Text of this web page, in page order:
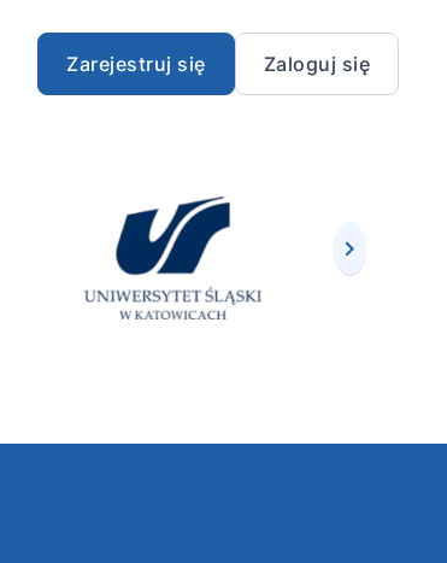
Zarejestruj się
Zaloguj się